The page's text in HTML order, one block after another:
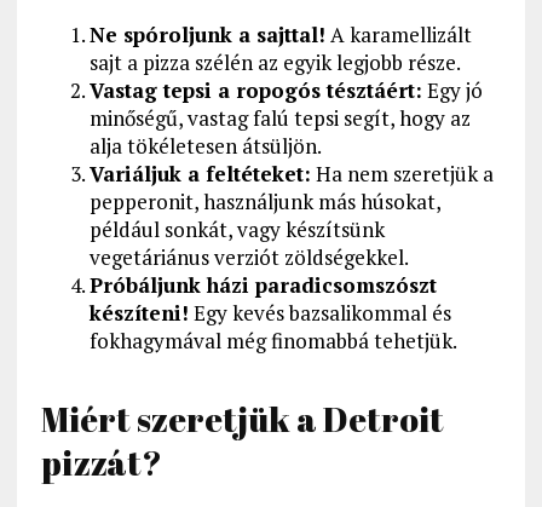
Ne spóroljunk a sajttal! A karamellizált
sajt a pizza szélén az egyik legjobb része.
Vastag tepsi a ropogós tésztáért: Egy jó
minőségű, vastag falú tepsi segít, hogy az
alja tökéletesen átsüljön.
Variáljuk a feltéteket: Ha nem szeretjük a
pepperonit, használjunk más húsokat,
például sonkát, vagy készítsünk
vegetáriánus verziót zöldségekkel.
Próbáljunk házi paradicsomszószt
készíteni! Egy kevés bazsalikommal és
fokhagymával még finomabbá tehetjük.
Miért szeretjük a Detroit
pizzát?